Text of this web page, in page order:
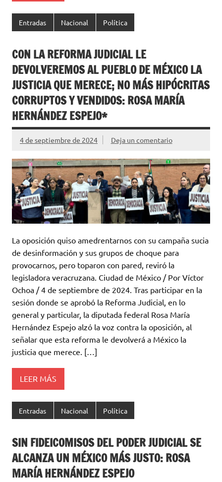
Entradas Nacional Política
CON LA REFORMA JUDICIAL LE
DEVOLVEREMOS AL PUEBLO DE MÉXICO LA
JUSTICIA QUE MERECE; NO MÁS HIPÓCRITAS
CORRUPTOS Y VENDIDOS: ROSA MARÍA
HERNÁNDEZ ESPEJO*
4 de septiembre de 2024 Deja un comentario
La oposición quiso amedrentarnos con su campaña sucia
de desinformación y sus grupos de choque para
provocarnos, pero toparon con pared, reviró la
legisladora veracruzana. Ciudad de México / Por Víctor
Ochoa / 4 de septiembre de 2024. Tras participar en la
sesión donde se aprobó la Reforma Judicial, en lo
general y particular, la diputada federal Rosa María
Hernández Espejo alzó la voz contra la oposición, al
señalar que esta reforma le devolverá a México la
justicia que merece. […]
LEER MÁS
Entradas Nacional Política
SIN FIDEICOMISOS DEL PODER JUDICIAL SE
ALCANZA UN MÉXICO MÁS JUSTO: ROSA
MARÍA HERNÁNDEZ ESPEJO